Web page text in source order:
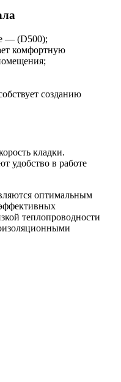
— (D500);
комфортную
созданию
кладки.
удобство в работе
оптимальным
теплопроводности